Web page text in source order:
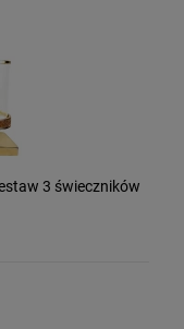
3 świeczników